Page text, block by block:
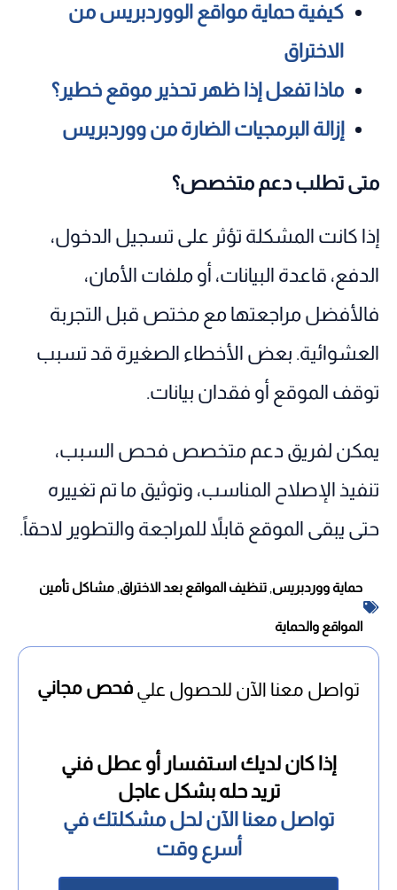
كيفية حماية مواقع الووردبريس من
الاختراق
ماذا تفعل إذا ظهر تحذير موقع خطير؟
إزالة البرمجيات الضارة من ووردبريس
متى تطلب دعم متخصص؟
إذا كانت المشكلة تؤثر على تسجيل الدخول،
الدفع، قاعدة البيانات، أو ملفات الأمان،
فالأفضل مراجعتها مع مختص قبل التجربة
العشوائية. بعض الأخطاء الصغيرة قد تسبب
توقف الموقع أو فقدان بيانات.
يمكن لفريق دعم متخصص فحص السبب،
تنفيذ الإصلاح المناسب، وتوثيق ما تم تغييره
حتى يبقى الموقع قابلاً للمراجعة والتطوير لاحقاً.
حماية ووردبريس تنظيف المواقع بعد الاختراق مشاكل تأمين
المواقع والحماية
تواصل معنا الآن للحصول علي فحص مجاني
إذا كان لديك استفسار أو عطل فني
تريد حله بشكل عاجل
تواصل معنا الآن لحل مشكلتك في
أسرع وقت